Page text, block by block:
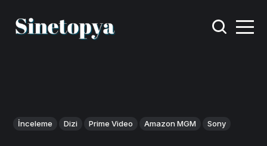
İnceleme Dizi Prime Video Amazon MGM Sony